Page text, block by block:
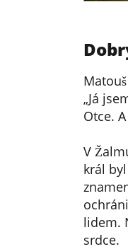
„Já
Otce.
V
král
lidem.
srdce.